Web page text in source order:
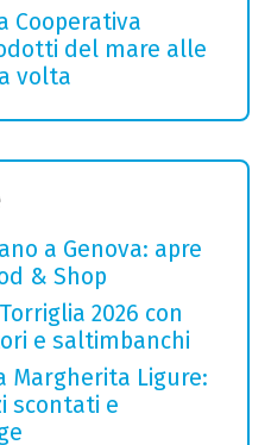
Cooperativa
del mare alle
volta
a Genova: apre
& Shop
2026 con
e saltimbanchi
Margherita Ligure:
scontati e